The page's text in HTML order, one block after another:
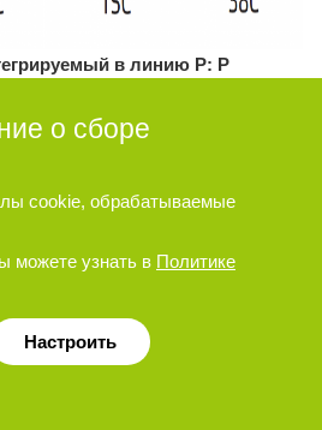
в линию P: P
в линию P. Такое исполнение
достижения требуемого
его исходном положении,
Давление открытия составляет 5
к идентификационному коду,
о сборе
cookie, обрабатываемые
можете узнать в Политике
Настроить